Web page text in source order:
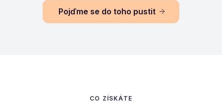
Pojďme se do toho pustit
CO ZÍSKÁTE